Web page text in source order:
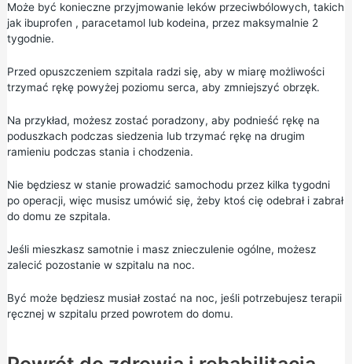
Może być konieczne przyjmowanie leków przeciwbólowych, takich
jak ibuprofen , paracetamollub kodeina, przez maksymalnie 2
tygodnie.
Przed opuszczeniem szpitala radzi się, aby w miarę możliwości
trzymać rękę powyżej poziomu serca, aby zmniejszyć obrzęk.
Na przykład, możesz zostać poradzony, aby podnieść rękę na
poduszkach podczas siedzenia lub trzymać rękę na drugim
ramieniu podczas stania i chodzenia.
Nie będziesz w stanie prowadzić samochodu przez kilka tygodni
po operacji, więc musisz umówić się, żeby ktoś cię odebrał i zabrał
do domu ze szpitala.
Jeśli mieszkasz samotnie i masz znieczulenie ogólne, możesz
zalecić pozostanie w szpitalu na noc.
Być może będziesz musiał zostać na noc, jeśli potrzebujesz terapii
ręcznej w szpitalu przed powrotem do domu.